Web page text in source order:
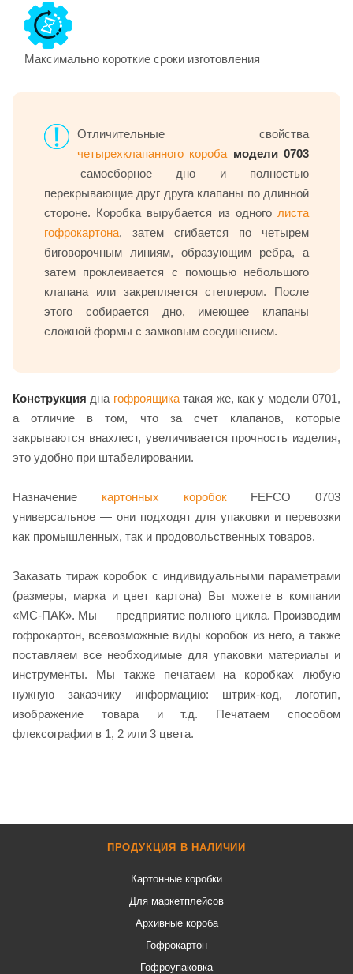
Максимально короткие сроки изготовления
Отличительные свойства
четырехклапанного короба модели 0703
— самосборное дно и полностью
перекрывающие друг друга клапаны по длинной
стороне. Коробка вырубается из одного листа
гофрокартона, затем сгибается по четырем
биговорочным линиям, образующим ребра, а
затем проклеивается с помощью небольшого
клапана или закрепляется степлером. После
этого собирается дно, имеющее клапаны
сложной формы с замковым соединением.
Конструкция дна гофроящикатакая же, как у модели 0701,
а отличие в том, что за счет клапанов, которые
закрываются внахлест, увеличивается прочность изделия,
это удобно при штабелировании.
Назначение картонных коробокFEFCO 0703
универсальное — они подходят для упаковки и перевозки
как промышленных, так и продовольственных товаров.
Заказать тираж коробок с индивидуальными параметрами
(размеры, марка и цвет картона) Вы можете в компании
«МС-ПАК». Мы — предприятие полного цикла. Производим
гофрокартон, всевозможные виды коробок из него, а также
поставляем все необходимые для упаковки материалы и
инструменты. Мы также печатаем на коробках любую
нужную заказчику информацию: штрих-код, логотип,
изображение товара и т.д. Печатаем способом
флексографии в 1, 2 или 3 цвета.
ПРОДУКЦИЯ В НАЛИЧИИ
Картонные коробки
Для маркетплейсов
Архивные короба
Гофрокартон
Гофроупаковка